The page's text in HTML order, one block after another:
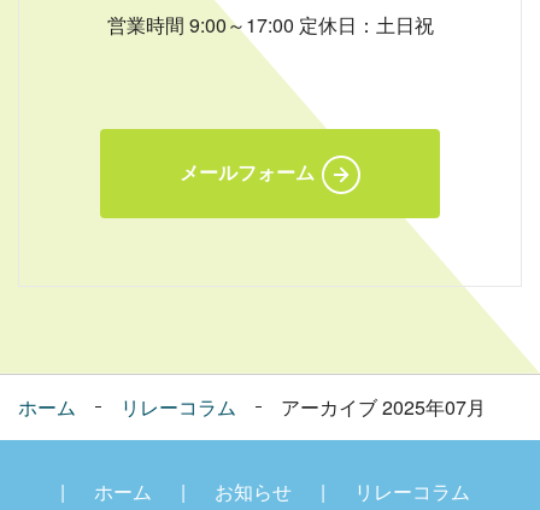
営業時間 9:00～17:00 定休日：土日祝
メールフォーム
ホーム リレーコラム アーカイブ 2025年07月
ホーム お知らせ リレーコラム